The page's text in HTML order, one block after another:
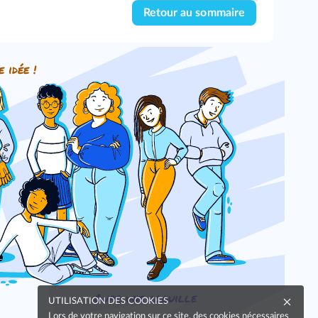
Retour au sommaire
idée !
Oups, une coquille
UTILISATION DES COOKIES